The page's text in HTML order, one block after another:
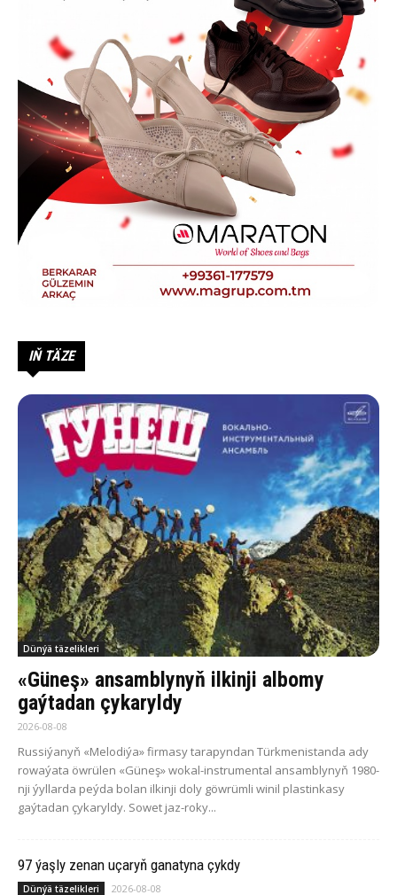
IŇ TÄZE
Dünýä täzelikleri
«Güneş» ansamblynyň ilkinji albomy
gaýtadan çykaryldy
2026-08-08
Russiýanyň «Melodiýa» firmasy tarapyndan Türkmenistanda ady
rowaýata öwrülen «Güneş» wokal-instrumental ansamblynyň 1980-
nji ýyllarda peýda bolan ilkinji doly göwrümli winil plastinkasy
gaýtadan çykaryldy. Sowet jaz-roky...
97 ýaşly zenan uçaryň ganatyna çykdy
Dünýä täzelikleri 2026-08-08